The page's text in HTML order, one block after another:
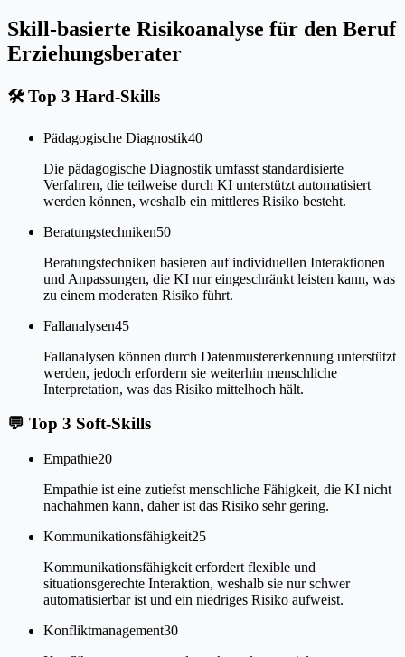
Skill-basierte Risikoanalyse für den Beruf
Erziehungsberater
🛠Top 3 Hard-Skills
Pädagogische Diagnostik40
Die pädagogische Diagnostik umfasst standardisierte
Verfahren, die teilweise durch KI unterstützt automatisiert
werden können, weshalb ein mittleres Risiko besteht.
Beratungstechniken50
Beratungstechniken basieren auf individuellen Interaktionen
und Anpassungen, die KI nur eingeschränkt leisten kann, was
zu einem moderaten Risiko führt.
Fallanalysen45
Fallanalysen können durch Datenmustererkennung unterstützt
werden, jedoch erfordern sie weiterhin menschliche
Interpretation, was das Risiko mittelhoch hält.
💬 Top 3 Soft-Skills
Empathie20
Empathie ist eine zutiefst menschliche Fähigkeit, die KI nicht
nachahmen kann, daher ist das Risiko sehr gering.
Kommunikationsfähigkeit25
Kommunikationsfähigkeit erfordert flexible und
situationsgerechte Interaktion, weshalb sie nur schwer
automatisierbar ist und ein niedriges Risiko aufweist.
Konfliktmanagement30